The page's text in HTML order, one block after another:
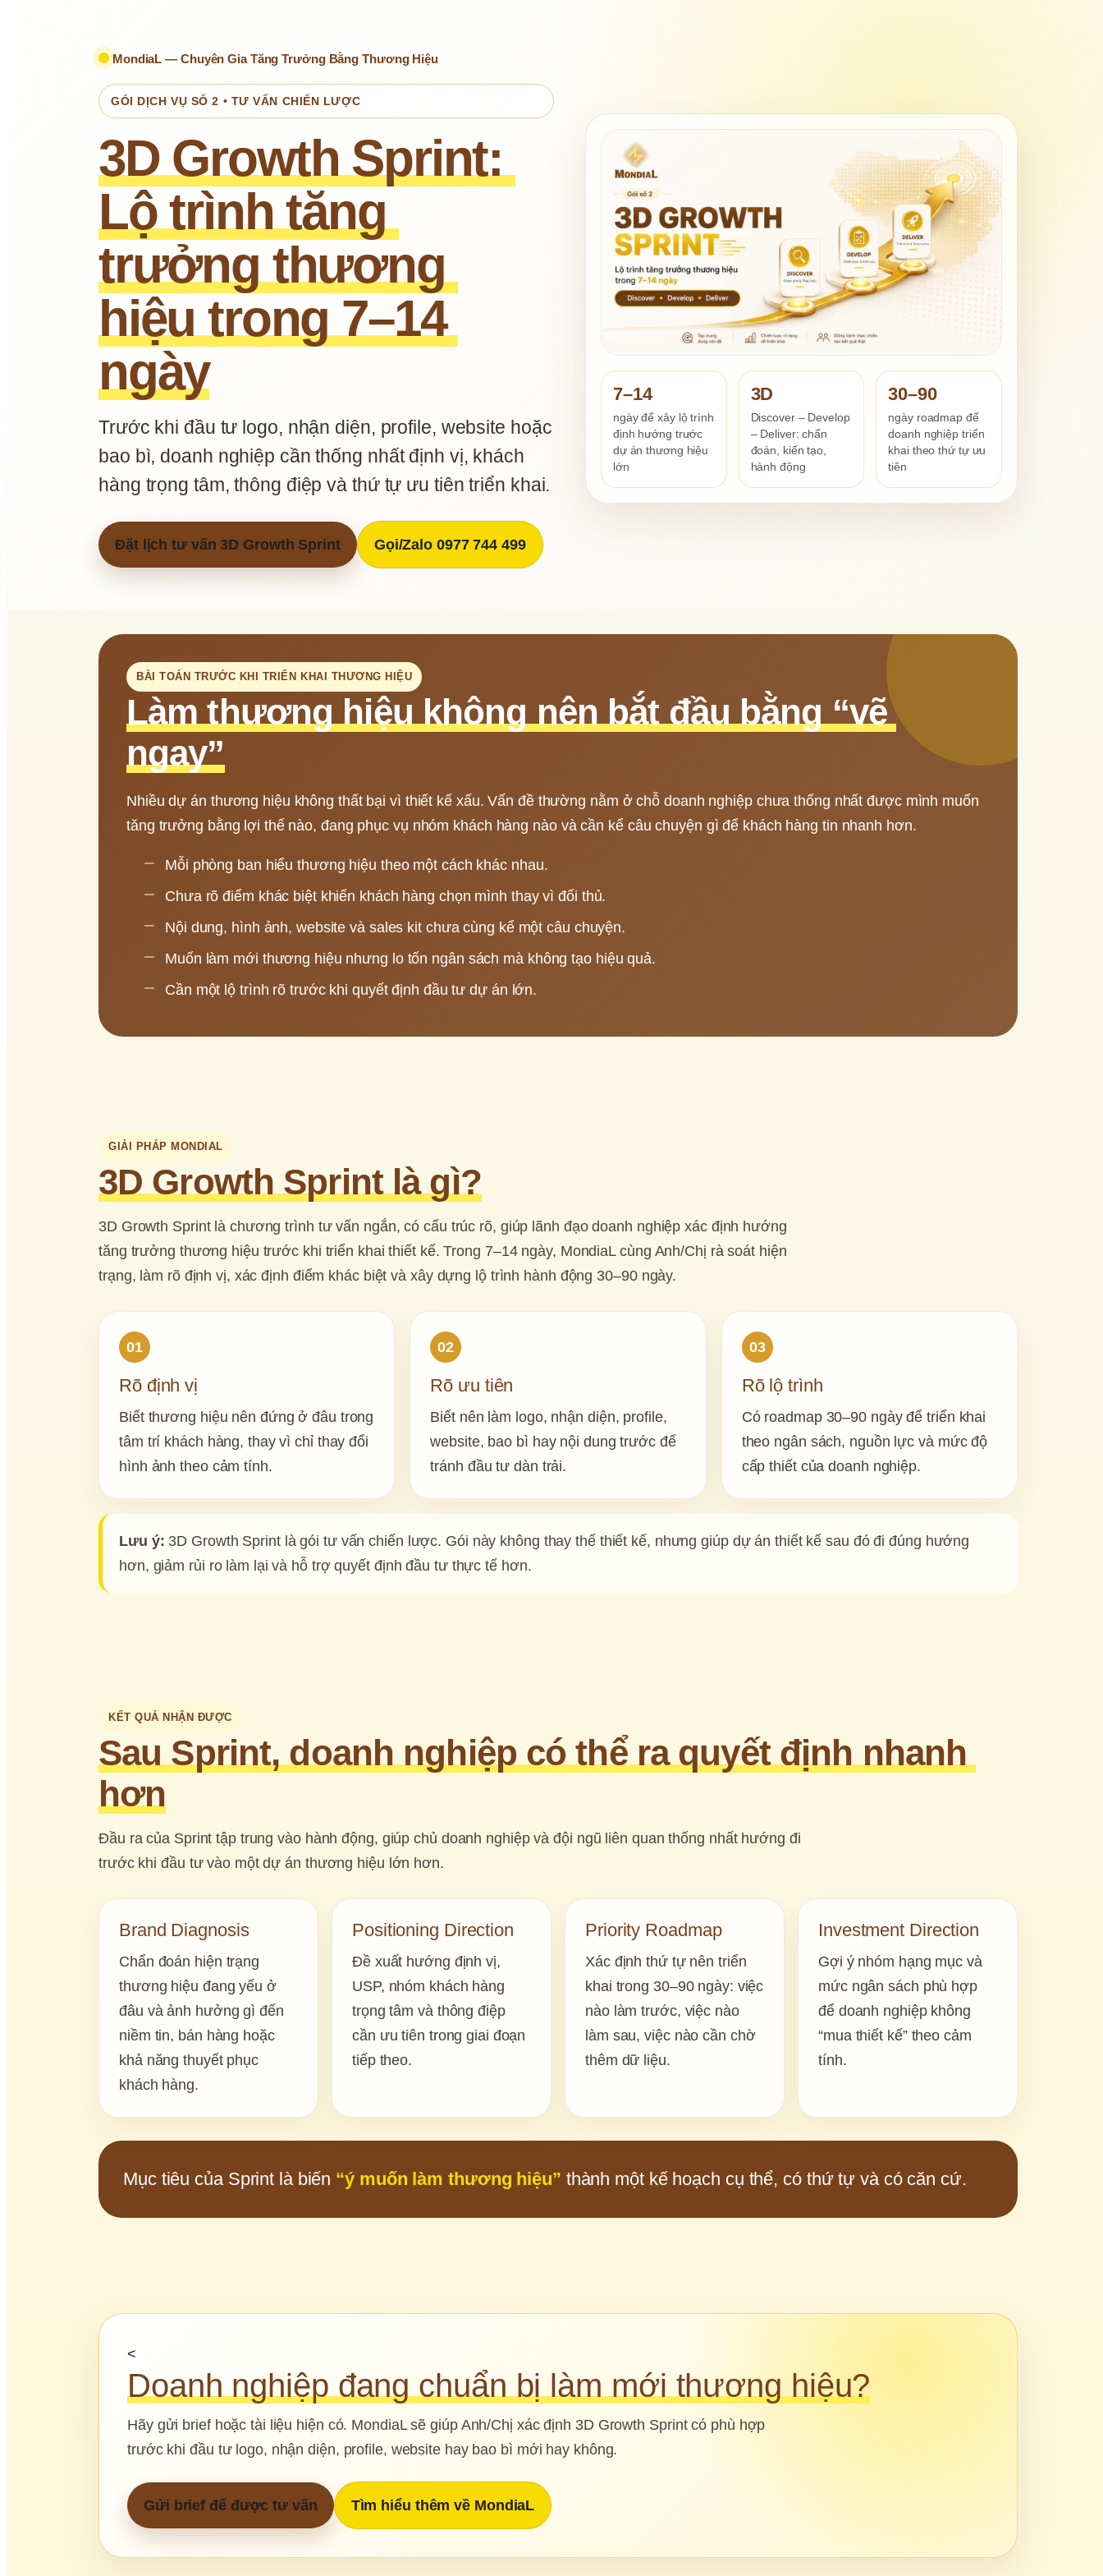
MondiaL — Chuyên Gia Tăng Trưởng Bằng Thương Hiệu
GÓI DỊCH VỤ SỐ 2 • TƯ VẤN CHIẾN LƯỢC
3D Growth Sprint:
Lộ trình tăng
trưởng thương
hiệu trong 7–14
ngày
Trước khi đầu tư logo, nhận diện, profile, website hoặc
bao bì, doanh nghiệp cần thống nhất định vị, khách
hàng trọng tâm, thông điệp và thứ tự ưu tiên triển khai.
Đặt lịch tư vấn 3D Growth Sprint Gọi/Zalo 0977 744 499
7–14
ngày để xây lộ trình
định hướng trước
dự án thương hiệu
lớn
3D
Discover – Develop
– Deliver: chẩn
đoán, kiến tạo,
hành động
30–90
ngày roadmap để
doanh nghiệp triển
khai theo thứ tự ưu
tiên
BÀI TOÁN TRƯỚC KHI TRIỂN KHAI THƯƠNG HIỆU
Làm thương hiệu không nên bắt đầu bằng “vẽ
ngay”
Nhiều dự án thương hiệu không thất bại vì thiết kế xấu. Vấn đề thường nằm ở chỗ doanh nghiệp chưa thống nhất được mình muốn
tăng trưởng bằng lợi thế nào, đang phục vụ nhóm khách hàng nào và cần kể câu chuyện gì để khách hàng tin nhanh hơn.
Mỗi phòng ban hiểu thương hiệu theo một cách khác nhau.
Chưa rõ điểm khác biệt khiến khách hàng chọn mình thay vì đối thủ.
Nội dung, hình ảnh, website và sales kit chưa cùng kể một câu chuyện.
Muốn làm mới thương hiệu nhưng lo tốn ngân sách mà không tạo hiệu quả.
Cần một lộ trình rõ trước khi quyết định đầu tư dự án lớn.
GIẢI PHÁP MONDIAL
3D Growth Sprint là gì?
3D Growth Sprint là chương trình tư vấn ngắn, có cấu trúc rõ, giúp lãnh đạo doanh nghiệp xác định hướng
tăng trưởng thương hiệu trước khi triển khai thiết kế. Trong 7–14 ngày, MondiaL cùng Anh/Chị rà soát hiện
trạng, làm rõ định vị, xác định điểm khác biệt và xây dựng lộ trình hành động 30–90 ngày.
01
Rõ định vị
Biết thương hiệu nên đứng ở đâu trong
tâm trí khách hàng, thay vì chỉ thay đổi
hình ảnh theo cảm tính.
02
Rõ ưu tiên
Biết nên làm logo, nhận diện, profile,
website, bao bì hay nội dung trước để
tránh đầu tư dàn trải.
03
Rõ lộ trình
Có roadmap 30–90 ngày để triển khai
theo ngân sách, nguồn lực và mức độ
cấp thiết của doanh nghiệp.
Lưu ý: 3D Growth Sprint là gói tư vấn chiến lược. Gói này không thay thế thiết kế, nhưng giúp dự án thiết kế sau đó đi đúng hướng
hơn, giảm rủi ro làm lại và hỗ trợ quyết định đầu tư thực tế hơn.
KẾT QUẢ NHẬN ĐƯỢC
Sau Sprint, doanh nghiệp có thể ra quyết định nhanh
hơn
Đầu ra của Sprint tập trung vào hành động, giúp chủ doanh nghiệp và đội ngũ liên quan thống nhất hướng đi
trước khi đầu tư vào một dự án thương hiệu lớn hơn.
Brand Diagnosis
Chẩn đoán hiện trạng
thương hiệu đang yếu ở
đâu và ảnh hưởng gì đến
niềm tin, bán hàng hoặc
khả năng thuyết phục
khách hàng.
Positioning Direction
Đề xuất hướng định vị,
USP, nhóm khách hàng
trọng tâm và thông điệp
cần ưu tiên trong giai đoạn
tiếp theo.
Priority Roadmap
Xác định thứ tự nên triển
khai trong 30–90 ngày: việc
nào làm trước, việc nào
làm sau, việc nào cần chờ
thêm dữ liệu.
Investment Direction
Gợi ý nhóm hạng mục và
mức ngân sách phù hợp
để doanh nghiệp không
“mua thiết kế” theo cảm
tính.
Mục tiêu của Sprint là biến “ý muốn làm thương hiệu” thành một kế hoạch cụ thể, có thứ tự và có căn cứ.
<
Doanh nghiệp đang chuẩn bị làm mới thương hiệu?
Hãy gửi brief hoặc tài liệu hiện có. MondiaL sẽ giúp Anh/Chị xác định 3D Growth Sprint có phù hợp
trước khi đầu tư logo, nhận diện, profile, website hay bao bì mới hay không.
Gửi brief để được tư vấn Tìm hiểu thêm về MondiaL